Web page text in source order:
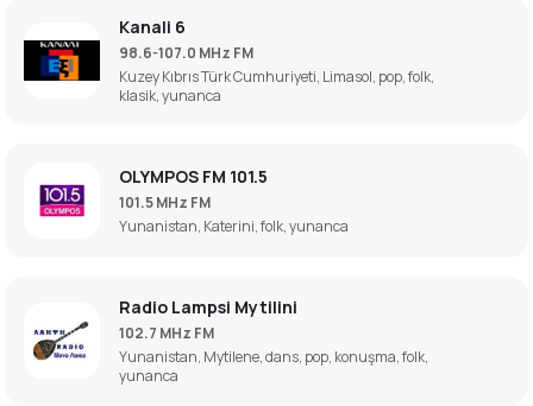
Kanali 6
98.6-107.0 MHz FM
Kuzey Kıbrıs Türk Cumhuriyeti, Limasol, pop, folk,
klasik, yunanca
OLYMPOS FM 101.5
101.5 MHz FM
Yunanistan, Katerini, folk, yunanca
Radio Lampsi Mytilini
102.7 MHz FM
Yunanistan, Mytilene, dans, pop, konuşma, folk,
yunanca